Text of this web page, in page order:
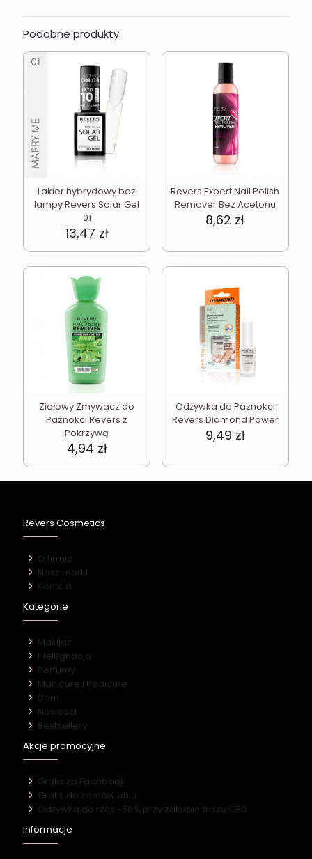
Podobne produkty
Lakier hybrydowy bez
lampy Revers Solar Gel
01
13,47 zł
Revers Expert Nail Polish
Remover Bez Acetonu
8,62 zł
Ziołowy Zmywacz do
Paznokci Revers z
Pokrzywą
4,94 zł
Odżywka do Paznokci
Revers Diamond Power
9,49 zł
Revers Cosmetics
O firmie
Nasz marki
Kontakt
Kategorie
Makijaż
Pielęgnacja
Perfumy
Manicure i Pedicure
Dom
Nowości
Bestsellery
Akcje promocyjne
Gratis za Facebook
Gratis do zamówienia
Odżywka do rzęs -50% przy zakupie tuszu CBD
Informacje